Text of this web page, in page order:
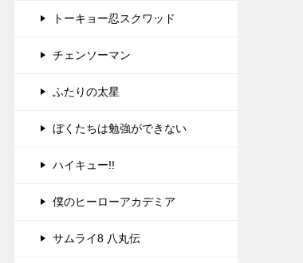
トーキョー忍スクワッド
チェンソーマン
ふたりの太星
ぼくたちは勉強ができない
ハイキュー!!
僕のヒーローアカデミア
サムライ8 八丸伝